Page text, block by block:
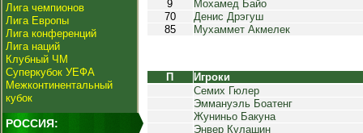
Лига чемпионов
Лига Европы
Лига конференций
Лига наций
Клубный ЧМ
Суперкубок УЕФА
Межконтинентальный
кубок
РОССИЯ:
9
Мохамед Байо
70
Денис Дрэгуш
85
Мухаммет Акмелек
П
Игроки
Семих Гюлер
Эммануэль Боатенг
Жуниньо Бакуна
Энвер Кулашин